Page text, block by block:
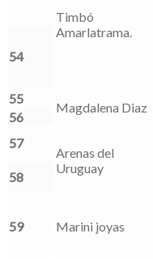
Timbó
Amarlatrama.
54
55
Magdalena Diaz
56
57
Arenas del
Uruguay
58
59
Marini joyas